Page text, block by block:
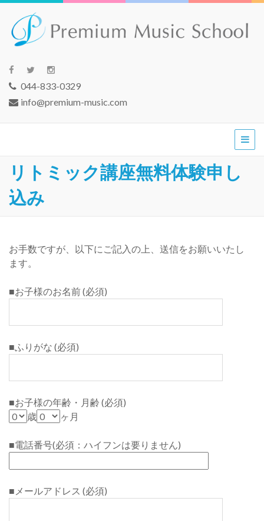
プレミアム音楽教室 溝の口校
| ピアノ,ヴァイオリン,フルー
ト,チェロ,サックスほか
する一流の講師によるマンツーマンのレッスンをリーズナブルに。
大人の初心者も大歓迎。ピアノ、ヴァイオリン、チェロ、フルー
ト、サックス科など。ピアノ科は、スタインウェイのグランドピア
044-833-0329
info@premium-music.com
リトミック講座無料体験申し
込み
お手数ですが、以下にご記入の上、送信をお願いいたし
ます。
■お子様のお名前 (必須)
■ふりがな (必須)
■お子様の年齢・月齢 (必須)
歳
ヶ月
■電話番号(必須：ハイフンは要りません)
■メールアドレス (必須)